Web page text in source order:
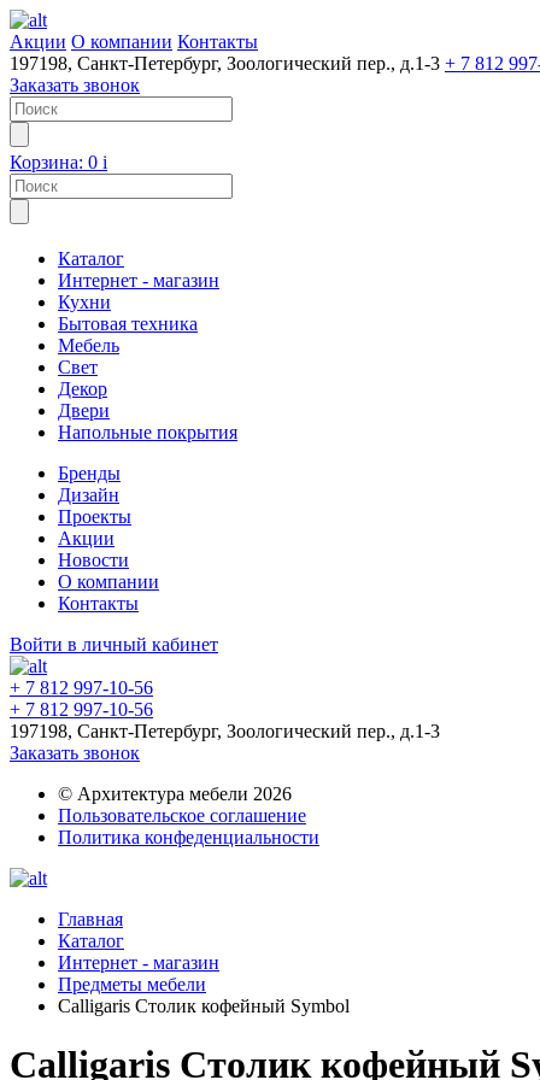
Акции О компании Контакты
197198, Санкт-Петербург, Зоологический пер., д.1-3 + 7 812
Заказать звонок
Корзина: 0 i
Каталог
Интернет - магазин
Кухни
Бытовая техника
Мебель
Свет
Декор
Двери
Напольные покрытия
Бренды
Дизайн
Проекты
Акции
Новости
О компании
Контакты
Войти в личный кабинет
+ 7 812 997-10-56
+ 7 812 997-10-56
197198, Санкт-Петербург, Зоологический пер., д.1-3
Заказать звонок
© Архитектура мебели 2026
Пользовательское соглашение
Политика конфеденциальности
Главная
Каталог
Интернет - магазин
Предметы мебели
Calligaris Столик кофейный Symbol
Calligaris Столик кофейный